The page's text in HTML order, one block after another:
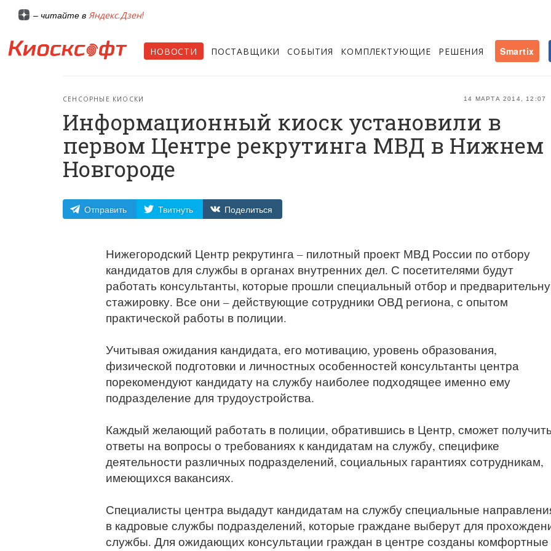
– читайте в Яндекс.Дзен!
НОВОСТИ ПОСТАВЩИКИ СОБЫТИЯ КОМПЛЕКТУЮЩИЕ РЕШЕНИЯ Smartix
14 МАРТА 2014, 12:07
СЕНСОРНЫЕ КИОСКИ
Информационный киоск установили в
первом Центре рекрутинга МВД в Нижнем
Новгороде
Отправить Твитнуть Поделиться
Нижегородский Центр рекрутинга – пилотный проект МВД России по отбору
кандидатов для службы в органах внутренних дел. С посетителями будут
работать консультанты, которые прошли специальный отбор и
стажировку. Все они – действующие сотрудники ОВД региона, с опытом
практической работы в полиции.
Учитывая ожидания кандидата, его мотивацию, уровень образования,
физической подготовки и личностных особенностей консультанты центра
порекомендуют кандидату на службу наиболее подходящее именно ему
подразделение для трудоустройства.
Каждый желающий работать в полиции, обратившись в Центр, сможет получить
ответы на вопросы о требованиях к кандидатам на службу, специфике
деятельности различных подразделений, социальных гарантиях сотрудникам,
имеющихся вакансиях.
Специалисты центра выдадут кандидатам на службу специальные
в кадровые службы подразделений, которые граждане выберут для
службы. Для ожидающих консультации граждан в центре созданы комфортные